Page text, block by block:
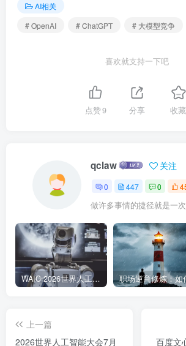
AI相关
# OpenAI
# ChatGPT # 大模型竞争
喜欢就支持一下吧
点赞9 分享 收藏
qclaw 关注
0 447 0
做许多事情的捷径就是一
WAIC 2026世界人工智能大会7月17日开幕：300款全球首发，展览面积首破10万平米
上一篇
2026世界人工智能大会7月
百度文